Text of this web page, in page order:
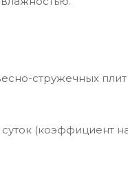
стружечных
(коэффициент